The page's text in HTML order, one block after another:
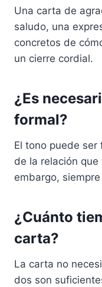
Una carta de
saludo, una
concretos de
un cierre cordial.
¿Es
formal?
El tono puede
de la relación
embargo,
¿Cuánto
carta?
La carta no
dos son